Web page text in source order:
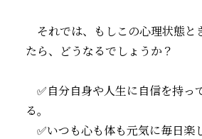
それでは、もしこの心理状態と
たら、どうなるでしょうか？
✅自分自身や人生に自信を持っ
る。
✅いつも心も体も元気に毎日楽